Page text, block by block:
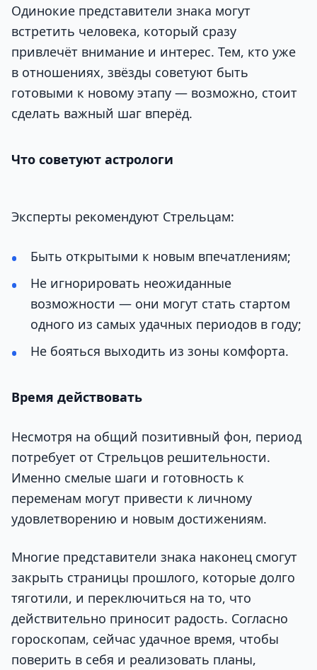
Одинокие представители знака могут
встретить человека, который сразу
привлечёт внимание и интерес. Тем, кто уже
в отношениях, звёзды советуют быть
готовыми к новому этапу — возможно, стоит
сделать важный шаг вперёд.
Что советуют астрологи
Эксперты рекомендуют Стрельцам:
Быть открытыми к новым впечатлениям;
Не игнорировать неожиданные
возможности — они могут стать стартом
одного из самых удачных периодов в году;
Не бояться выходить из зоны комфорта.
Время действовать
Несмотря на общий позитивный фон, период
потребует от Стрельцов решительности.
Именно смелые шаги и готовность к
переменам могут привести к личному
удовлетворению и новым достижениям.
Многие представители знака наконец смогут
закрыть страницы прошлого, которые долго
тяготили, и переключиться на то, что
действительно приносит радость. Согласно
гороскопам, сейчас удачное время, чтобы
поверить в себя и реализовать планы,